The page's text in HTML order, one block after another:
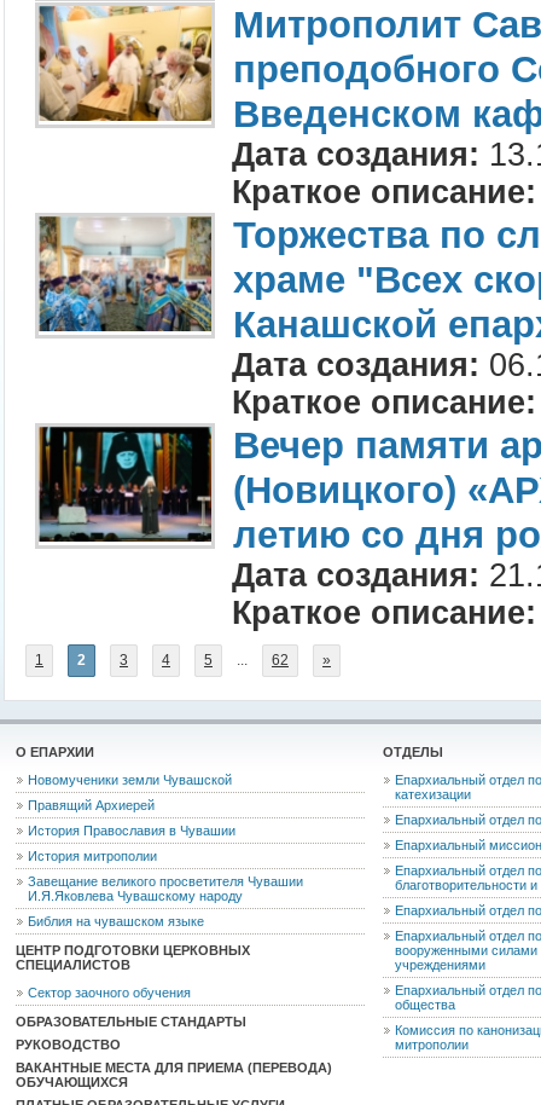
Митрополит
преподобного
Введенском
Дата создания:
Краткое описание:
Торжества по
храме "Всех
Канашской
Дата создания:
Краткое описание:
Вечер памяти
(Новицкого)
летию со дня
Дата создания:
Краткое описание:
1 2 3 4 5 ... 62 »
О ЕПАРХИИ
Новомученики земли Чувашской
Правящий Архиерей
История Православия в Чувашии
История митрополии
Завещание великого просветителя Чувашии
И.Я.Яковлева Чувашскому народу
Библия на чувашском языке
ЦЕНТР ПОДГОТОВКИ ЦЕРКОВНЫХ
СПЕЦИАЛИСТОВ
Сектор заочного обучения
ОБРАЗОВАТЕЛЬНЫЕ СТАНДАРТЫ
РУКОВОДСТВО
ВАКАНТНЫЕ МЕСТА ДЛЯ ПРИЕМА (ПЕРЕВОДА)
ОБУЧАЮЩИХСЯ
ОТДЕЛЫ
Епархиальный отдел
катехизации
Епархиальный отдел
Епархиальный
Епархиальный отдел
благотворительности
Епархиальный отдел
Епархиальный отдел
вооруженными силами
учреждениями
Епархиальный отдел
общества
Комиссия по
митрополии